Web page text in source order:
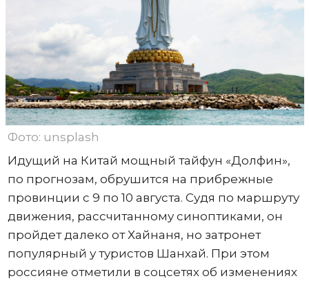
Фото: unsplash
Идущий на Китай мощный тайфун «Долфин»,
по прогнозам, обрушится на прибрежные
провинции с 9 по 10 августа. Судя по маршруту
движения, рассчитанному синоптиками, он
пройдет далеко от Хайнаня, но затронет
популярный у туристов Шанхай. При этом
россияне отметили в соцсетях об изменениях